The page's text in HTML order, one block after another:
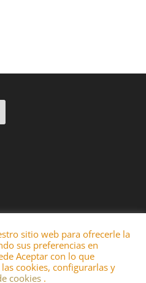
sitio web para ofrecerle la
sus preferencias en
Aceptar con lo que
cookies, configurarlas y
cookies .